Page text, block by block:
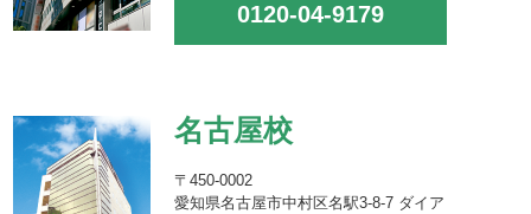
0120-04-9179
名古屋校
〒450-0002
愛知県名古屋市中村区名駅3-8-7 ダイア